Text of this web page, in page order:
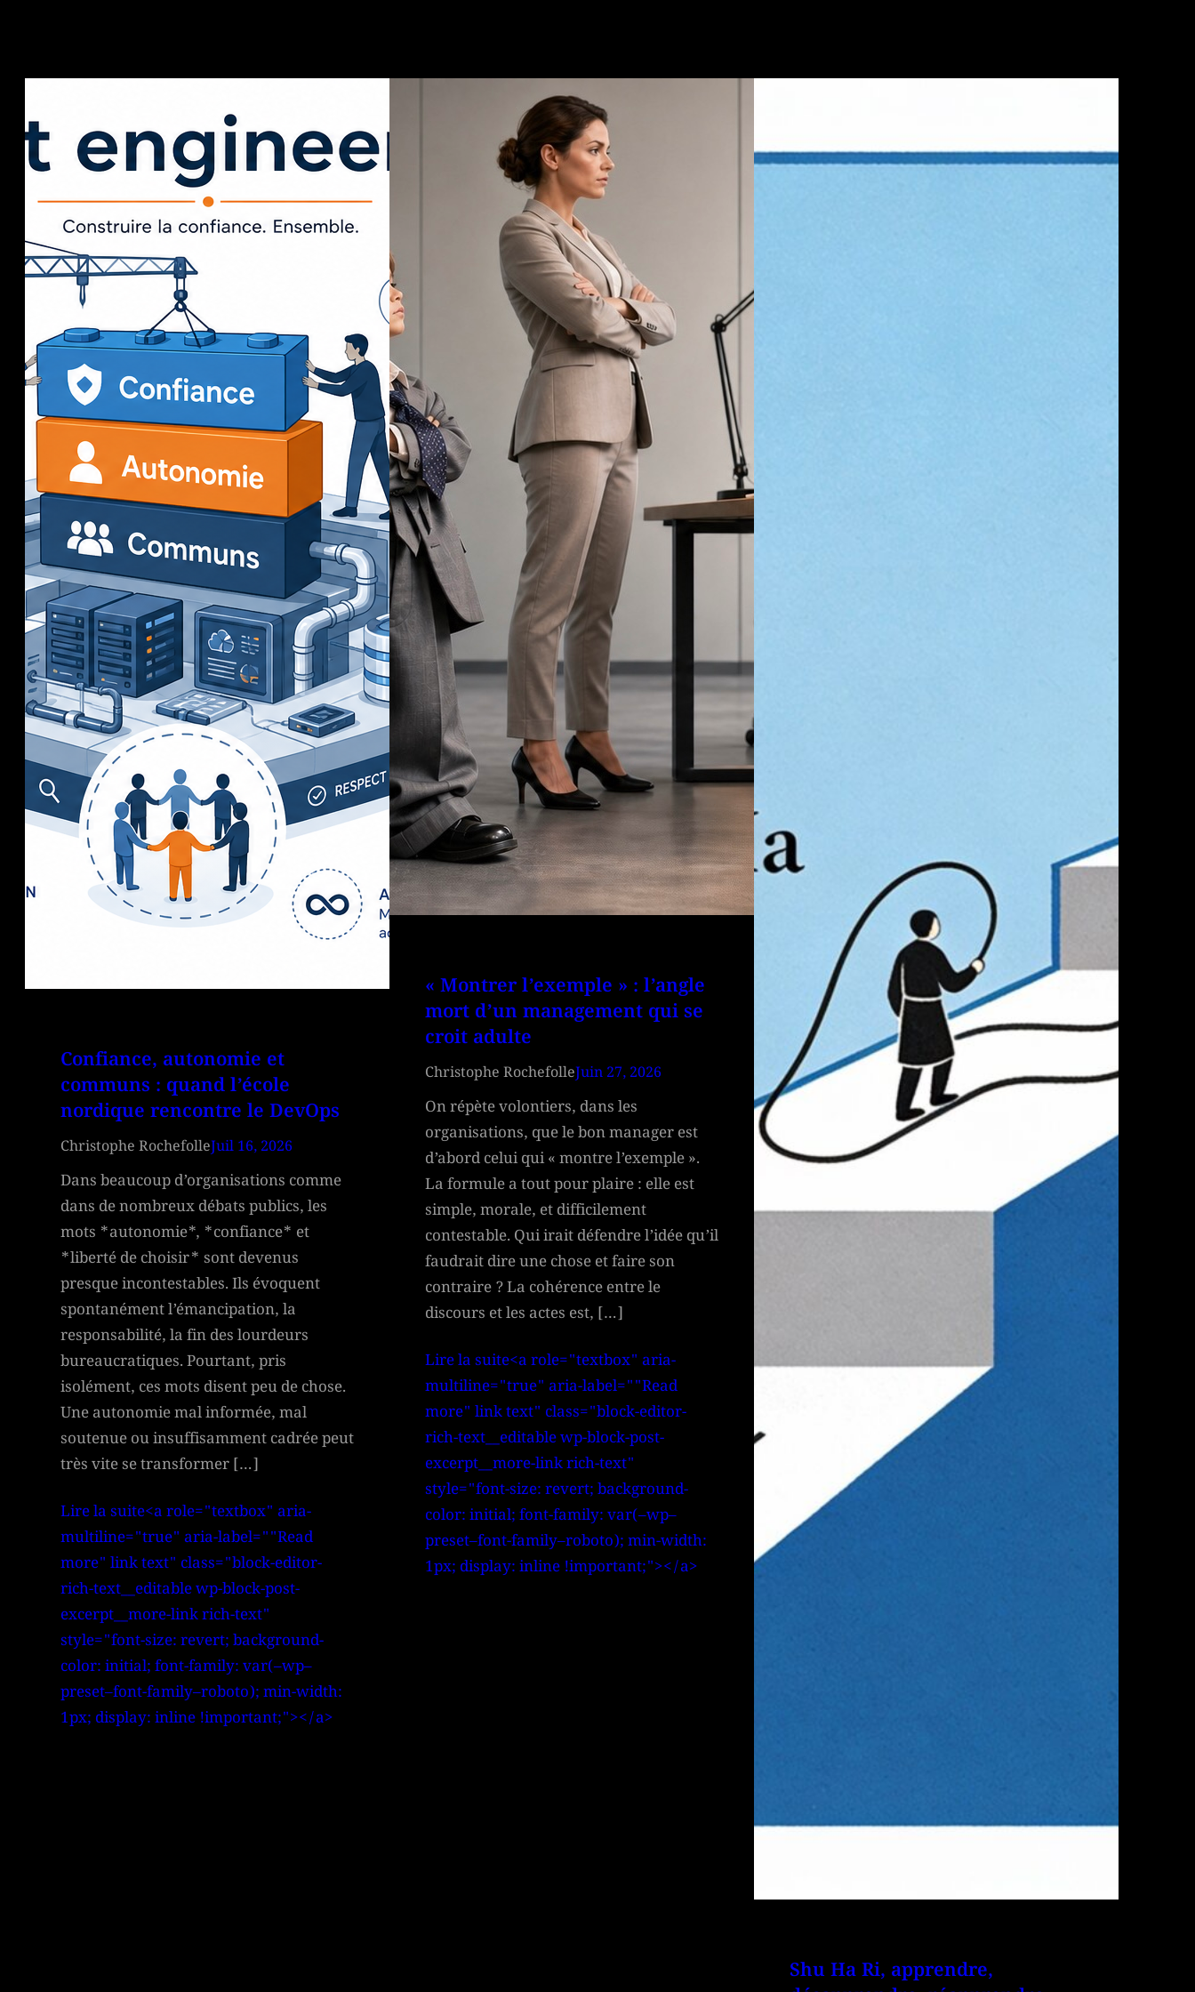
Confiance, autonomie et
communs : quand l’école
nordique rencontre le DevOps
Christophe RochefolleJuil 16, 2026
Dans beaucoup d’organisations comme
dans de nombreux débats publics, les
mots *autonomie*, *confiance* et
*liberté de choisir* sont devenus
presque incontestables. Ils évoquent
spontanément l’émancipation, la
responsabilité, la fin des lourdeurs
bureaucratiques. Pourtant, pris
isolément, ces mots disent peu de chose.
Une autonomie mal informée, mal
soutenue ou insuffisamment cadrée peut
très vite se transformer […]
Lire la suite<a role="textbox" aria-
multiline="true" aria-label=""Read
more" link text" class="block-editor-
rich-text__editable wp-block-post-
excerpt__more-link rich-text"
style="font-size: revert; background-
color: initial; font-family: var(–wp–
preset–font-family–roboto); min-width:
1px; display: inline !important;"></a>
« Montrer l’exemple » : l’angle
mort d’un management qui se
croit adulte
Christophe RochefolleJuin 27, 2026
On répète volontiers, dans les
organisations, que le bon manager est
d’abord celui qui « montre l’exemple ».
La formule a tout pour plaire : elle est
simple, morale, et difficilement
contestable. Qui irait défendre l’idée qu’il
faudrait dire une chose et faire son
contraire ? La cohérence entre le
discours et les actes est, […]
Lire la suite<a role="textbox" aria-
multiline="true" aria-label=""Read
more" link text" class="block-editor-
rich-text__editable wp-block-post-
excerpt__more-link rich-text"
style="font-size: revert; background-
color: initial; font-family: var(–wp–
preset–font-family–roboto); min-width:
1px; display: inline !important;"></a>
Shu Ha Ri, apprendre,